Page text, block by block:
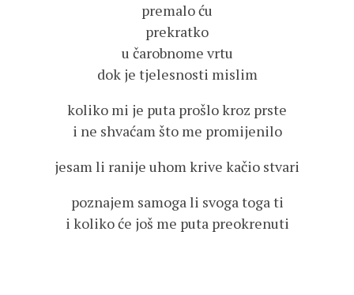
premalo ću
prekratko
u čarobnome vrtu
dok je tjelesnosti mislim
koliko mi je puta prošlo kroz prste
i ne shvaćam što me promijenilo
jesam li ranije uhom krive kačio stvari
poznajem samoga li svoga toga ti
i koliko će još me puta preokrenuti